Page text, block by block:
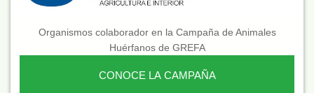
Organismos colaborador en la Campaña de Animales
Huérfanos de GREFA
CONOCE LA CAMPAÑA